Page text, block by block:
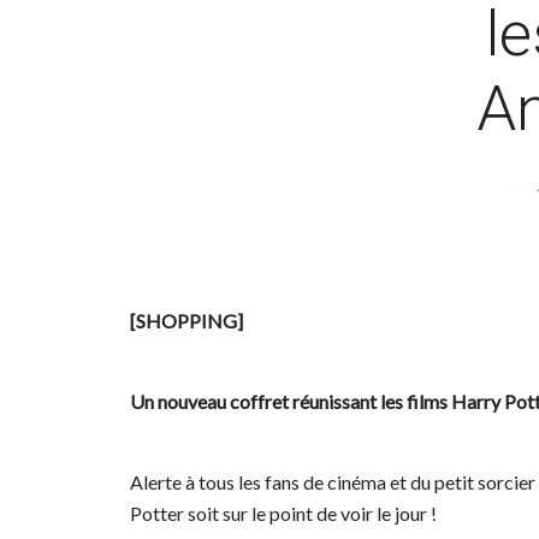
[SHOPPING]
Un nouveau coffret réunissant les films Harry
Alerte à tous les fans de cinéma et du petit
Potter soit sur le point de voir le jour !